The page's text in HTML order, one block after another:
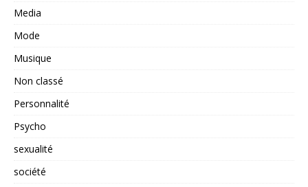
Media
Mode
Musique
Non classé
Personnalité
Psycho
sexualité
société